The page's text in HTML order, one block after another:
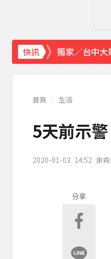
快訊 獨家／台中
每天2000CC
愛玩車／凱旋
《理財達人
15年摯愛離
下載東森
賴總統參與
首頁 生活
5天前示
2020-01-03 14:52 東
分享